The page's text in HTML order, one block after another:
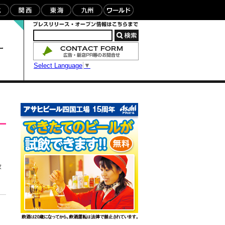
Select Language ▼